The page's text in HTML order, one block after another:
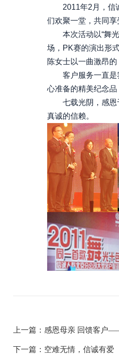
2011年2月，信诚
们欢聚一堂，共同享
本次活动以“舞光
场，PK赛的演出形
陈女士以一曲激昂的
客户服务一直是我
心准备的精美纪念
七载光阴，感恩于
真诚的信赖。
上一篇：感恩母亲 回馈客户
下一篇：空难无情，信诚有爱